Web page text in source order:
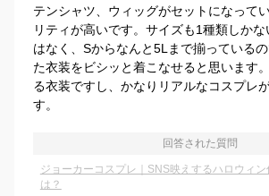
テンシャツ、ウィッグがセットになって
リティが高いです。サイズも1種類しか
はなく、Sからなんと5Lまで揃っている
た衣装をビシッと着こなせると思います
る衣装ですし、かなりリアルなコスプレ
す。
回答された質問
ジョーカーコスプレ｜SNS映えするハロウィ
は？